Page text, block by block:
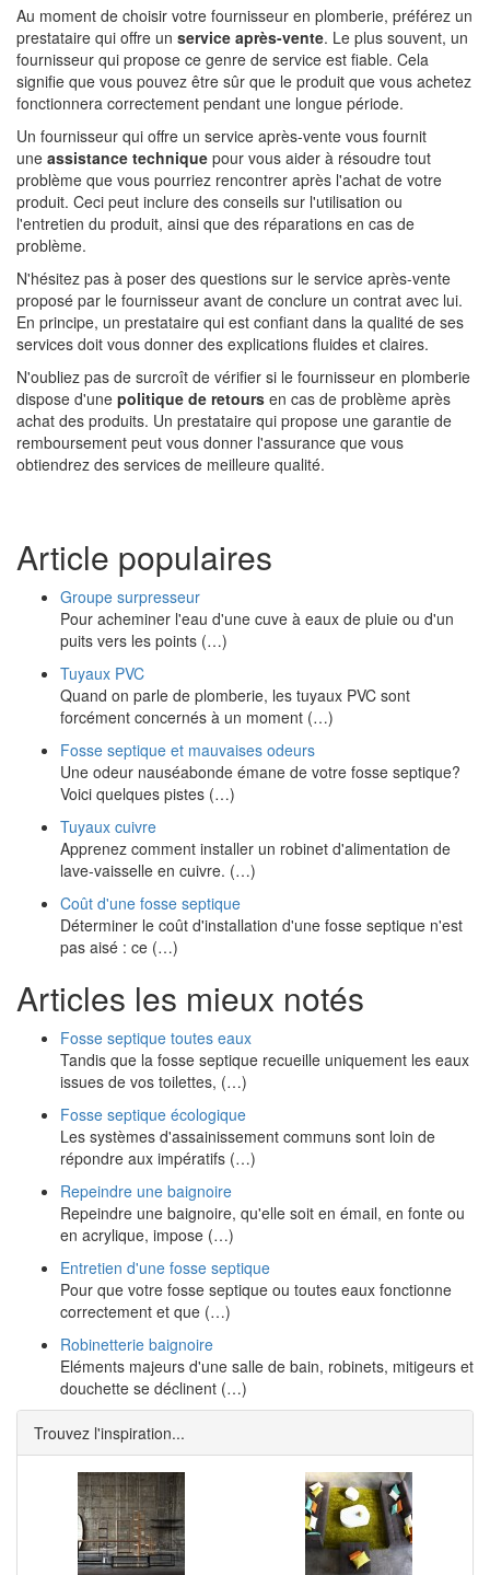
Au moment de choisir votre fournisseur en plomberie, préférez un
prestataire qui offre un service après-vente. Le plus souvent, un
fournisseur qui propose ce genre de service est fiable. Cela
signifie que vous pouvez être sûr que le produit que vous achetez
fonctionnera correctement pendant une longue période.
Un fournisseur qui offre un service après-vente vous fournit
une assistance technique pour vous aider à résoudre tout
problème que vous pourriez rencontrer après l'achat de votre
produit. Ceci peut inclure des conseils sur l'utilisation ou
l'entretien du produit, ainsi que des réparations en cas de
problème.
N'hésitez pas à poser des questions sur le service après-vente
proposé par le fournisseur avant de conclure un contrat avec lui.
En principe, un prestataire qui est confiant dans la qualité de ses
services doit vous donner des explications fluides et claires.
N'oubliez pas de surcroît de vérifier si le fournisseur en plomberie
dispose d'une politique de retours en cas de problème après
achat des produits. Un prestataire qui propose une garantie de
remboursement peut vous donner l'assurance que vous
obtiendrez des services de meilleure qualité.
Article populaires
Groupe surpresseur
Pour acheminer l'eau d'une cuve à eaux de pluie ou d'un
puits vers les points (…)
Tuyaux PVC
Quand on parle de plomberie, les tuyaux PVC sont
forcément concernés à un moment (…)
Fosse septique et mauvaises odeurs
Une odeur nauséabonde émane de votre fosse septique?
Voici quelques pistes (…)
Tuyaux cuivre
Apprenez comment installer un robinet d'alimentation de
lave-vaisselle en cuivre. (…)
Coût d'une fosse septique
Déterminer le coût d'installation d'une fosse septique n'est
pas aisé : ce (…)
Articles les mieux notés
Fosse septique toutes eaux
Tandis que la fosse septique recueille uniquement les eaux
issues de vos toilettes, (…)
Fosse septique écologique
Les systèmes d'assainissement communs sont loin de
répondre aux impératifs (…)
Repeindre une baignoire
Repeindre une baignoire, qu'elle soit en émail, en fonte ou
en acrylique, impose (…)
Entretien d'une fosse septique
Pour que votre fosse septique ou toutes eaux fonctionne
correctement et que (…)
Robinetterie baignoire
Eléments majeurs d'une salle de bain, robinets, mitigeurs et
douchette se déclinent (…)
Trouvez l'inspiration...